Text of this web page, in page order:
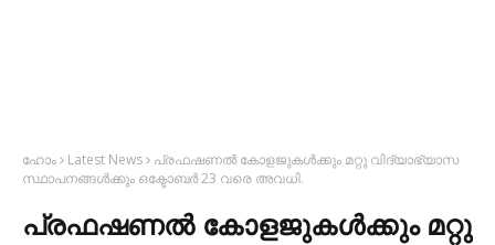
ഹോം Latest News
പ്രഫഷണൽ കോളജുകൾക്കും മറ്റു വിദ്യാഭ്യാസ
സ്ഥാപനങ്ങള്‍ക്കും ഒക്ടോബർ 23 വരെ അവധി.
പ്രഫഷണൽ കോളജുകൾക്കും മറ്റു